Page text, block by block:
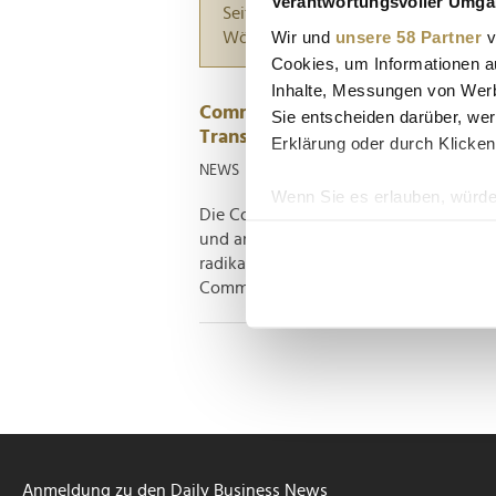
Wir und unsere 58 Partner
Cookies, um Informationen
Inhalte, Messungen von
Sie entscheiden darüber,
Erklärung oder durch
Wenn Sie es erlauben,
Erfahren Sie mehr darüber,
Seiten suchen, die genau diese
Wörter zwischen
Commerzbank streicht 3.900
Transformation voran
NEWS
Die Commerzbank zieht die
und anhaltender
radikalen Sparkurs. Während die
Commerzbank mit einer umfassenden...
Anmeldung zu den Daily Business News